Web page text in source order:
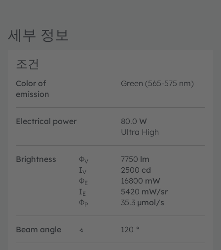
세부 정보
조건
Color of
emission
Green (565-575 nm)
Electrical power 80.0 W
Ultra High
Brightness ΦV 7750 lm
IV 2500 cd
ΦE 16800 mW
IE 5420 mW/sr
ΦP 35.3 µmol/s
Beam angle ∢ 120 °